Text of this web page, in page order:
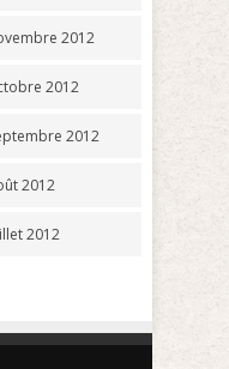
2012
2012
2012
2012
2012